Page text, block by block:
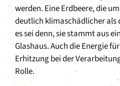
werden. Eine Erdbeere, die
deutlich klimaschädlicher als
es sei denn, sie stammt aus
Glashaus. Auch die Energie
Erhitzung bei der
Rolle.